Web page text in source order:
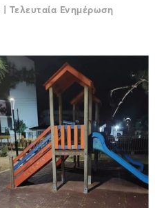
| Τελευταία Ενημέρωση